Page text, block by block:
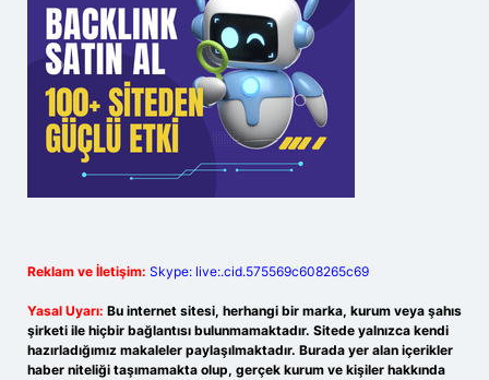
Reklam ve İletişim: Skype: live:.cid.575569c608265c69
Yasal Uyarı: Bu internet sitesi, herhangi bir marka, kurum veya şahıs
şirketi ile hiçbir bağlantısı bulunmamaktadır. Sitede yalnızca kendi
hazırladığımız makaleler paylaşılmaktadır. Burada yer alan içerikler
haber niteliği taşımamakta olup, gerçek kurum ve kişiler hakkında